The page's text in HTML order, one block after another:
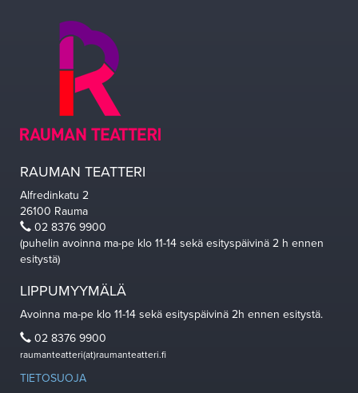
RAUMAN TEATTERI
Alfredinkatu 2
26100 Rauma
02 8376 9900
(puhelin avoinna ma-pe klo 11-14 sekä esityspäivinä 2 h ennen
esitystä)
LIPPUMYYMÄLÄ
Avoinna ma-pe klo 11-14 sekä esityspäivinä 2h ennen esitystä.
02 8376 9900
raumanteatteri(at)raumanteatteri.fi
TIETOSUOJA